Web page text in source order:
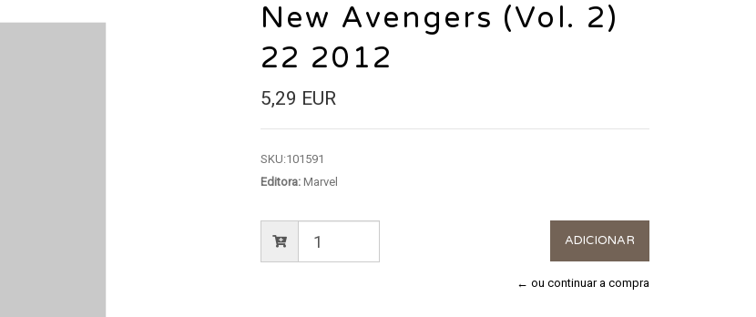
New Avengers (Vol. 2)
22 2012
5,29 EUR
SKU:101591
Editora:Marvel
← ou continuar a compra